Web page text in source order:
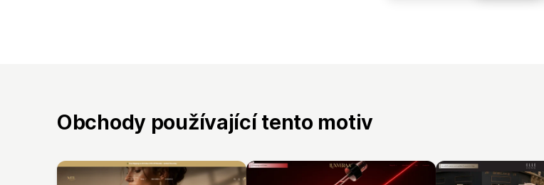
Obchody používající tento motiv